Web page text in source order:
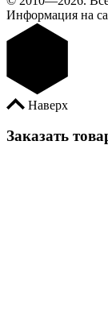
Информация на
Наверх
Заказать